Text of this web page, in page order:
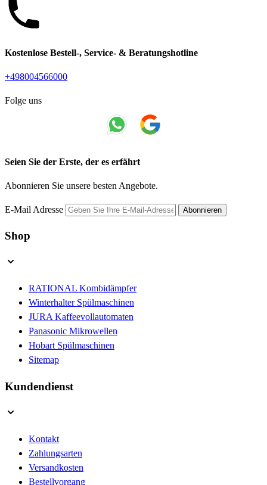
Kostenlose Bestell-, Service- & Beratungshotline
+498004566000
Folge uns
Seien Sie der Erste, der es erfährt
Abonnieren Sie unsere besten Angebote.
E-Mail Adresse Abonnieren
Shop
RATIONAL Kombidämpfer
Winterhalter Spülmaschinen
JURA Kaffeevollautomaten
Panasonic Mikrowellen
Hobart Spülmaschinen
Sitemap
Kundendienst
Kontakt
Zahlungsarten
Versandkosten
Bestellvorgang